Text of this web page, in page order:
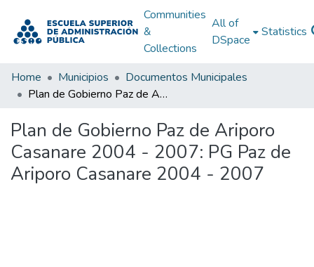
Communities
&
Collections
All of
DSpace
Statistics
Home Municipios
Documentos Municipales
Plan de Gobierno Paz de Ariporo Casanare 2004 - 2007: PG Paz de Ariporo Casanare 2004 - 2007
Plan de Gobierno Paz de Ariporo
Casanare 2004 - 2007: PG Paz de
Ariporo Casanare 2004 - 2007